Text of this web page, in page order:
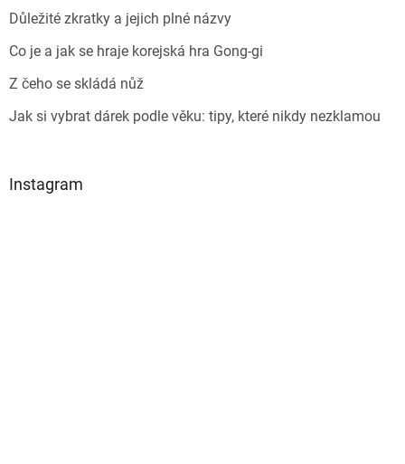
Důležité zkratky a jejich plné názvy
Co je a jak se hraje korejská hra Gong-gi
Z čeho se skládá nůž
Jak si vybrat dárek podle věku: tipy, které nikdy nezklamou
Instagram